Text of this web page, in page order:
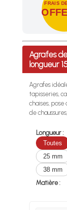
FRAIS
Profitez des
Agrafes
longueur
Agrafes
tapisseries,
chaises,
de
Longueur :
Toutes
25 mm
38 mm
Matière :